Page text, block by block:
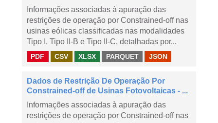
Informações associadas à apuração das
restrições de operação por Constrained-off nas
usinas eólicas classificadas nas modalidades
Tipo I, Tipo II-B e Tipo II-C, detalhadas por...
PDF CSV XLSX PARQUET JSON
Dados de Restrição De Operação Por
Constrained-off de Usinas Fotovoltaicas - ...
Informações associadas à apuração das
restrições de operação por Constrained-off nas